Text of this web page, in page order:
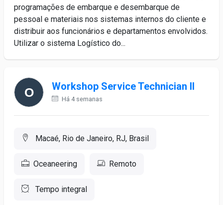
programações de embarque e desembarque de
pessoal e materiais nos sistemas internos do cliente e
distribuir aos funcionários e departamentos envolvidos.
Utilizar o sistema Logístico do...
Workshop Service Technician II
Há 4 semanas
Macaé, Rio de Janeiro, RJ, Brasil
Oceaneering Remoto
Tempo integral